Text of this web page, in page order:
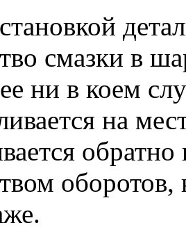
смазки в
ни в коем
на